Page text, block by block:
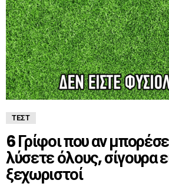
ΤΕΣΤ
6 Γρίφοι που αν
λύσετε όλους, σίγουρα
ξεχωριστοί